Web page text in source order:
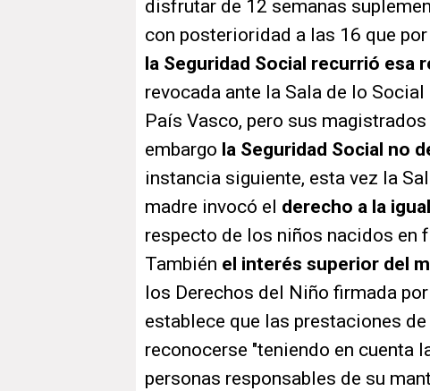
disfrutar de 12 semanas
con posterioridad a las 16 que
la Seguridad Social recurrió esa
revocada ante la Sala de lo
País Vasco, pero sus
embargo la Seguridad Social no
instancia siguiente, esta vez la
madre invocó el derecho a la
respecto de los niños nacidos en
También el interés superior del
los Derechos del Niño firmada
establece que las prestaciones
reconocerse "teniendo en cuenta
personas responsables de su